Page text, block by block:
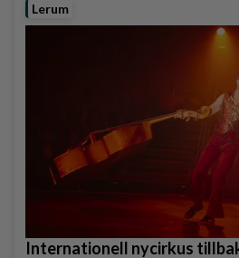
Lerum
Internationell nycirkus